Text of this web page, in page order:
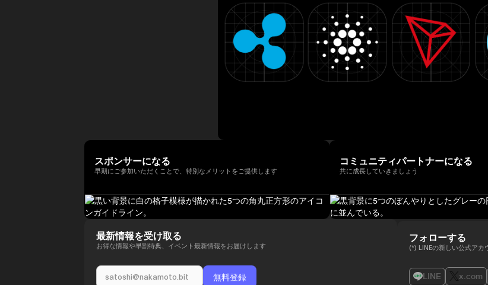
スポンサーになる
早期にご参加いただくことで、特別なメリットをご提供します
コミュニティパートナーになる
共に成長していきましょう
最新情報を受け取る
お得な情報や早割特典、イベント最新情報をお届けします
フォローする
(*) LINEの新しい公式アカ
LINE x.com